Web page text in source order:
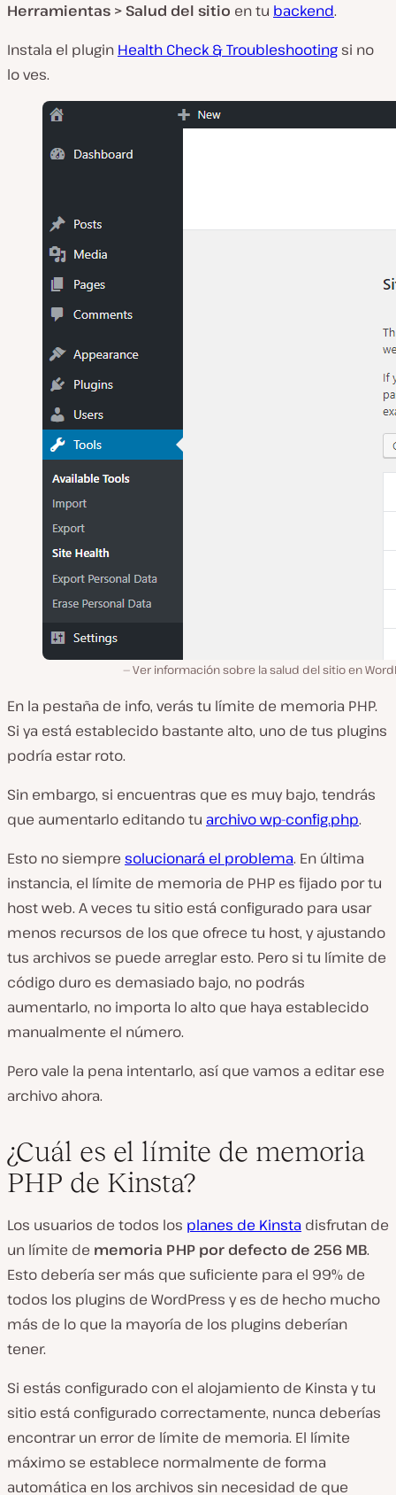
Herramientas > Salud del sitio en tu backend.
Instala el plugin Health Check & Troubleshooting si no
lo ves.
Ver información sobre la salud del sitio en
En la pestaña de info, verás tu límite de memoria PHP.
Si ya está establecido bastante alto, uno de tus plugins
podría estar roto.
Sin embargo, si encuentras que es muy bajo, tendrás
que aumentarlo editando tu archivowp-config.php.
Esto no siempre solucionará el problema. En última
instancia, el límite de memoria de PHP es fijado por tu
host web. A veces tu sitio está configurado para usar
menos recursos de los que ofrece tu host, y ajustando
tus archivos se puede arreglar esto. Pero si tu límite de
código duro es demasiado bajo, no podrás
aumentarlo, no importa lo alto que haya establecido
manualmente el número.
Pero vale la pena intentarlo, así que vamos a editar ese
archivo ahora.
¿Cuál es el límite de memoria
PHP de Kinsta?
Los usuarios de todos los planes de Kinsta disfrutan de
un límite de memoria PHP por defecto de 256 MB.
Esto debería ser más que suficiente para el 99% de
todos los plugins de WordPress y es de hecho mucho
más de lo que la mayoría de los plugins deberían
tener.
Si estás configurado con el alojamiento de Kinsta y tu
sitio está configurado correctamente, nunca deberías
encontrar un error de límite de memoria. El límite
máximo se establece normalmente de forma
automática en los archivos sin necesidad de que